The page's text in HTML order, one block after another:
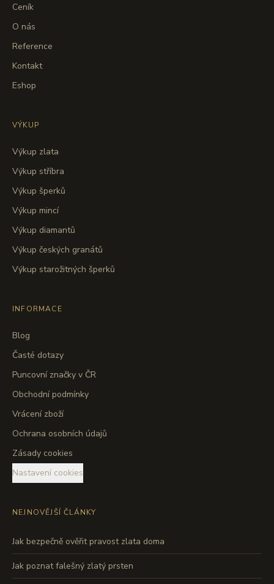
Ceník
O nás
Reference
Kontakt
Eshop
VÝKUP
Výkup zlata
Výkup stříbra
Výkup šperků
Výkup mincí
Výkup diamantů
Výkup českých granátů
Výkup starožitných šperků
INFORMACE
Blog
Časté dotazy
Puncovní značky v ČR
Obchodní podmínky
Vrácení zboží
Ochrana osobních údajů
Zásady cookies
Nastavení cookies
NEJNOVĚJŠÍ ČLÁNKY
Jak bezpečně ověřit pravost zlata doma
Jak poznat falešný zlatý prsten